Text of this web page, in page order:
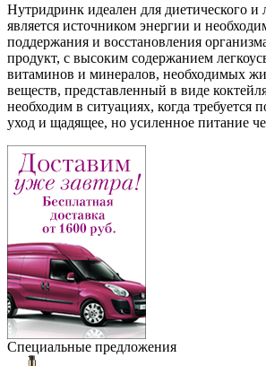
Нутридринк идеален для диетического и
является источником энергии и
поддержания и восстановления
продукт, с высоким содержанием
витаминов и минералов, необходимых
веществ, представленный в виде
необходим в ситуациях, когда требуется
уход и щадящее, но усиленное питание
Специальные предложения